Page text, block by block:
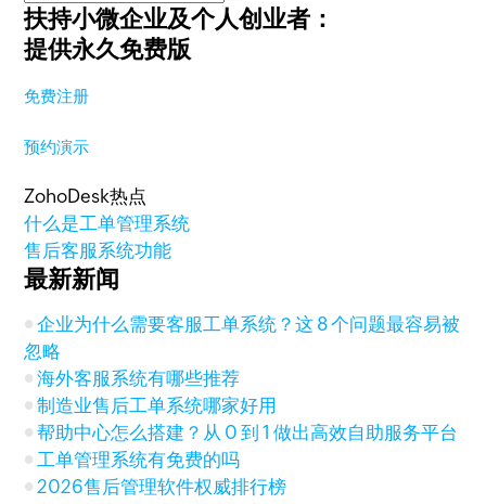
扶持小微企业及个人创业者：
提供永久免费版
免费注册
预约演示
ZohoDesk热点
什么是工单管理系统
售后客服系统功能
最新新闻
企业为什么需要客服工单系统？这 8 个问题最容易被
忽略
海外客服系统有哪些推荐
制造业售后工单系统哪家好用
帮助中心怎么搭建？从 0 到 1 做出高效自助服务平台
工单管理系统有免费的吗
2026售后管理软件权威排行榜